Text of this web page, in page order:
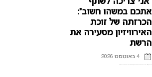
אתכם במשהו חשוב”:
הכרזתה של זוכת
האירוויזיון מסעירה את
הרשת
4 באוגוסט 2026